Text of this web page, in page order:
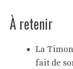
À retenir
La
fait de